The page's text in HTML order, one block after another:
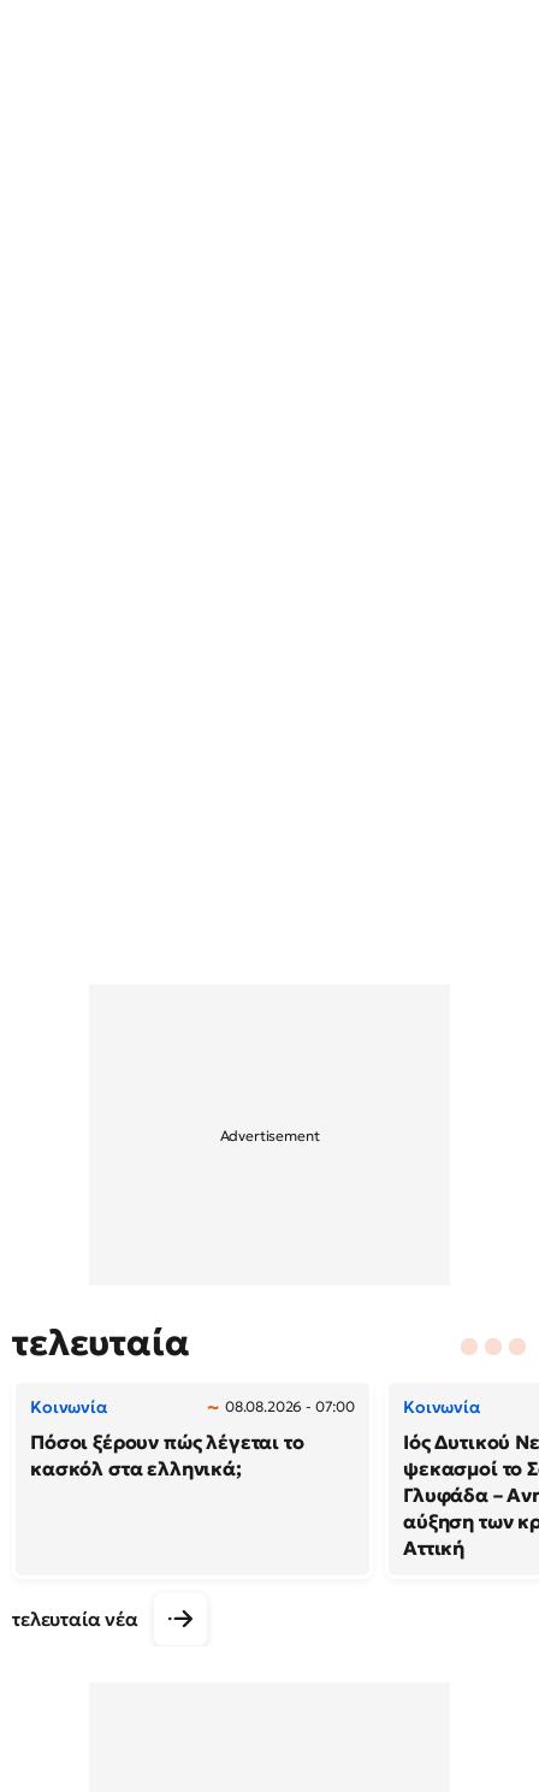
τελευταία
Κοινωνία 08.08.2026 - 07:00
Πόσοι ξέρουν πώς λέγεται το
κασκόλ στα ελληνικά;
Κοινωνία
Ιός Δυτικού
ψεκασμοί το
Γλυφάδα –
αύξηση των
Αττική
τελευταία νέα